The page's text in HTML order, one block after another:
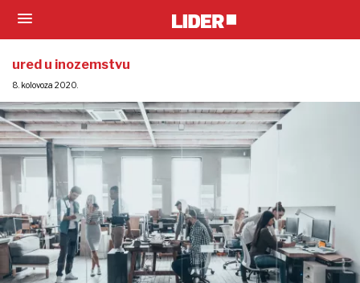
ured u inozemstvu
8. kolovoza 2020.